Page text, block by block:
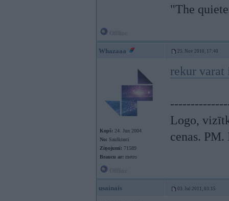
"The
Whazaaa 25. Nov 2010, 17:40
Kopš: 24. Jun 2004
No: Saulkrasti
Ziņojumi: 71589
Braucu ar: metro
rekur
Logo,
cenas.
usainais 03. Jul 2011, 03:15